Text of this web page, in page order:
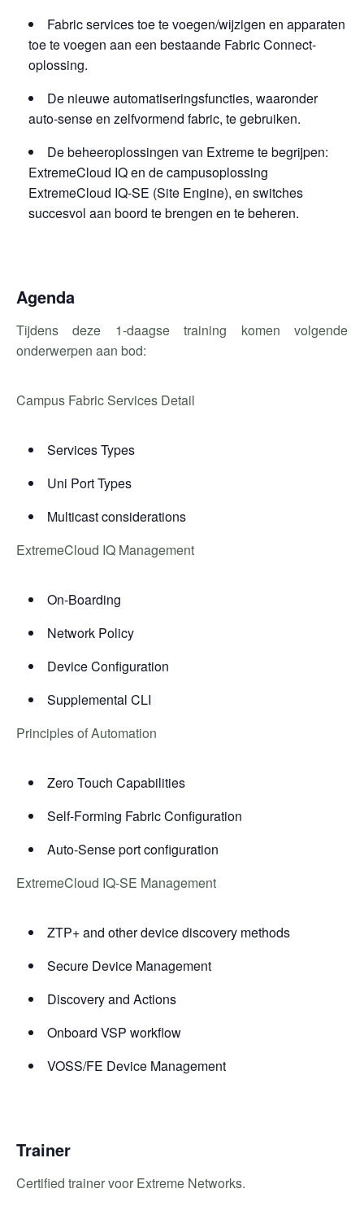
Fabric services toe te voegen/wijzigen en apparaten
toe te voegen aan een bestaande Fabric Connect-
oplossing.
De nieuwe automatiseringsfuncties, waaronder
auto-sense en zelfvormend fabric, te gebruiken.
De beheeroplossingen van Extreme te begrijpen:
ExtremeCloud IQ en de campusoplossing
ExtremeCloud IQ-SE (Site Engine), en switches
succesvol aan boord te brengen en te beheren.
Agenda
Tijdens deze 1-daagse training komen volgende
onderwerpen aan bod:
Campus Fabric Services Detail
Services Types
Uni Port Types
Multicast considerations
ExtremeCloud IQ Management
On-Boarding
Network Policy
Device Configuration
Supplemental CLI
Principles of Automation
Zero Touch Capabilities
Self-Forming Fabric Configuration
Auto-Sense port configuration
ExtremeCloud IQ-SE Management
ZTP+ and other device discovery methods
Secure Device Management
Discovery and Actions
Onboard VSP workflow
VOSS/FE Device Management
Trainer
Certified trainer voor Extreme Networks.